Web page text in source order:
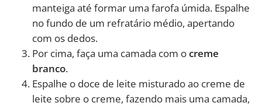
manteiga até formar uma farofa úmida. Espalhe
no fundo de um refratário médio, apertando
com os dedos.
Por cima, faça uma camada com ocreme
branco.
Espalhe o doce de leite misturado ao creme de
leite sobre o creme, fazendo mais uma camada,